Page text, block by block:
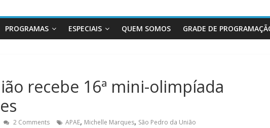
PROGRAMAS ESPECIAIS QUEM SOMOS GRADE DE
recebe 16ª mini-olimpíada
2 Comments APAE, Michelle Marques, São Pedro da União